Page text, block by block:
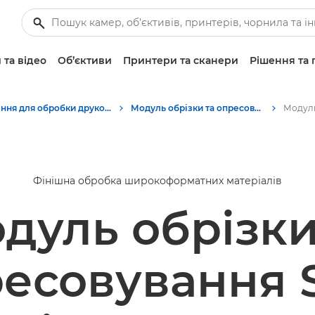
відео Об’єктиви Принтери та сканери Рішення та
Рішення для обробки друкованих матеріалів Модуль обрізки та опресовування SDD від Canon — аксесуари для кінцевої обробки
Фінішна обробка широкоформатних матеріалів